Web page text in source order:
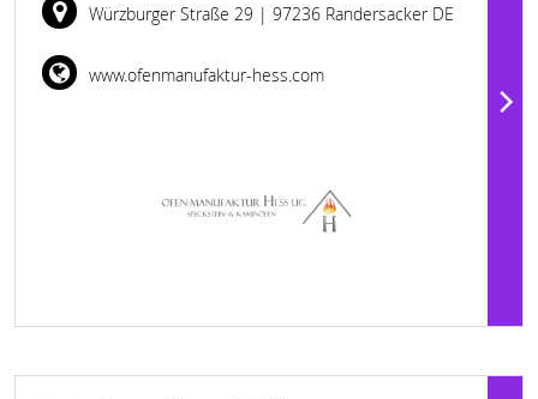
Würzburger Straße 29 | 97236 Randersacker DE
www.ofenmanufaktur-hess.com